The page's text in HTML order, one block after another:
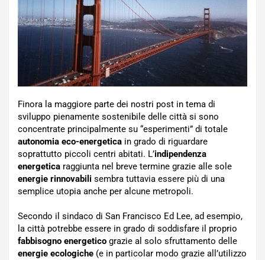
Finora la maggiore parte dei nostri post in tema di
sviluppo pienamente sostenibile delle città si sono
concentrate principalmente su “esperimenti” di totale
autonomia eco-energetica in grado di riguardare
soprattutto piccoli centri abitati. L’indipendenza
energetica raggiunta nel breve termine grazie alle sole
energie rinnovabili sembra tuttavia essere più di una
semplice utopia anche per alcune metropoli.
Secondo il sindaco di San Francisco Ed Lee, ad esempio,
la città potrebbe essere in grado di soddisfare il proprio
fabbisogno energetico grazie al solo sfruttamento delle
energie ecologiche (e in particolar modo grazie all’utilizzo